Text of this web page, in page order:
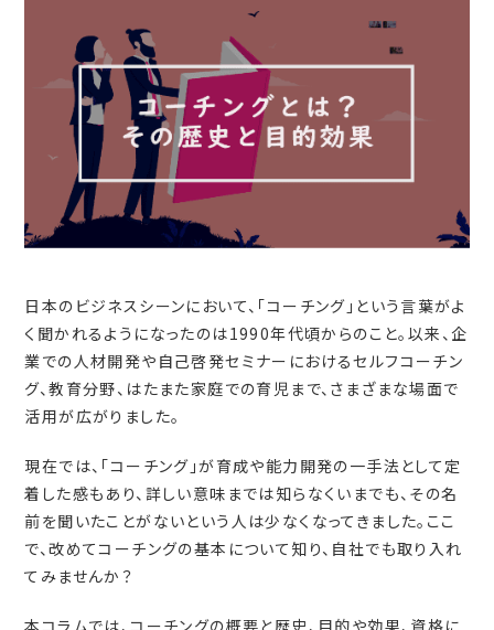
日本のビジネスシーンにおいて、「コーチング」という言葉がよ
く聞かれるようになったのは1990年代頃からのこと。以来、企
業での人材開発や自己啓発セミナーにおけるセルフコーチン
グ、教育分野、はたまた家庭での育児まで、さまざまな場面で
活用が広がりました。
現在では、「コーチング」が育成や能力開発の一手法として定
着した感もあり、詳しい意味までは知らなくいまでも、その名
前を聞いたことがないという人は少なくなってきました。ここ
で、改めてコーチングの基本について知り、自社でも取り入れ
てみませんか？